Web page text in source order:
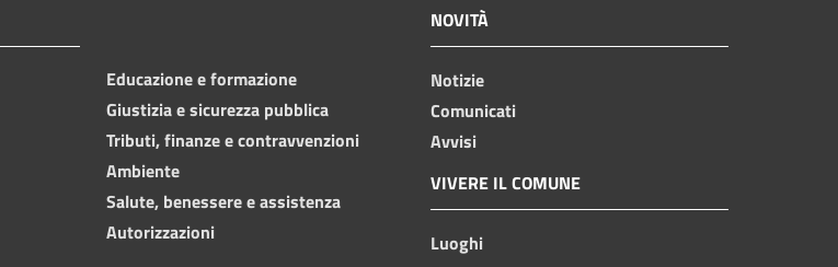
Educazione e formazione
Giustizia e sicurezza pubblica
Tributi, finanze e contravvenzioni
Ambiente
Salute, benessere e assistenza
Autorizzazioni
NOVITÀ
Notizie
Comunicati
Avvisi
VIVERE IL COMUNE
Luoghi